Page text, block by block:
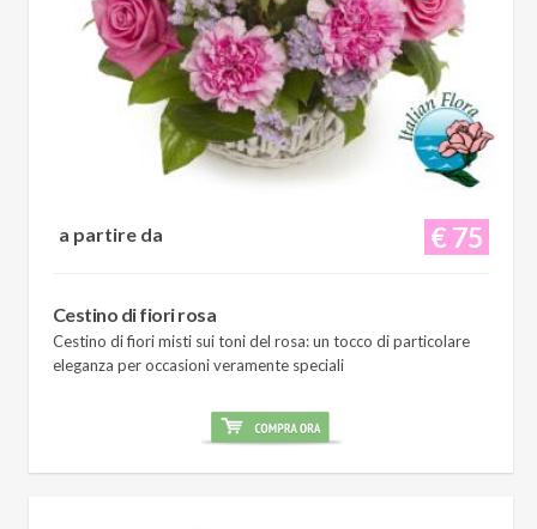
€ 75
a partire da
Cestino di fiori rosa
Cestino di fiori misti sui toni del rosa: un tocco di particolare
eleganza per occasioni veramente speciali